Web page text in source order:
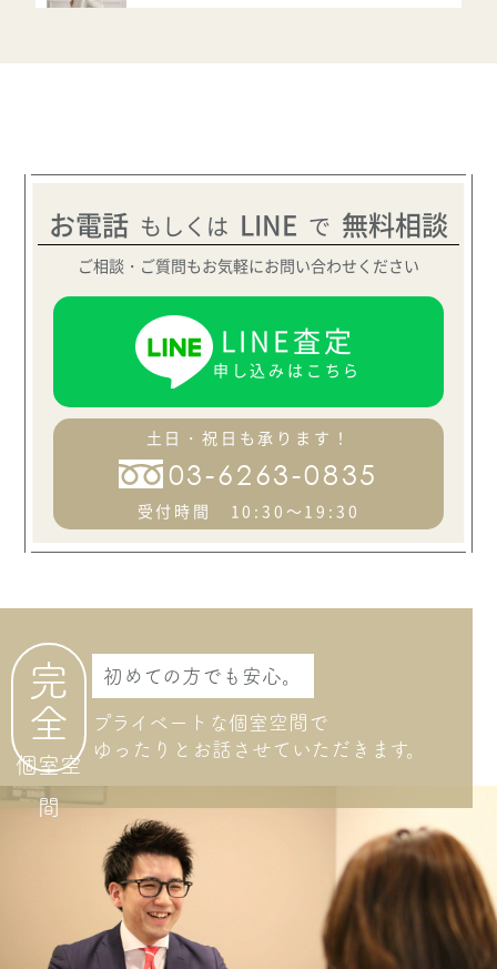
オクサーナムハ
AELIA アエリア
オクサーナムハ
AGNES アグネス
オクサーナムハ
ALEXANDRA アレクサンドラ
オクサーナムハ
ALICIA アリシア
ASK
お電話 もしくは LINE で 無料相談
ご相談・ご質問もお気軽にお問い合わせください
LINE査定
申し込みはこちら
土日・祝日も承ります！
03-6263-0835
受付時間 10:30～19:30
完
全
個室空
間
初めての方でも安心。
プライベートな個室空間で
ゆったりとお話させて いただきます。